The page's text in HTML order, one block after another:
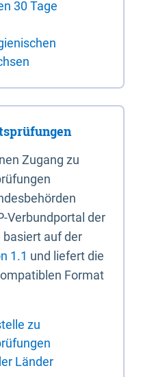
30 Tage
Zugang zu
Verbundportal der
basiert auf der
1.1 und liefert die
Format
zu
Länder